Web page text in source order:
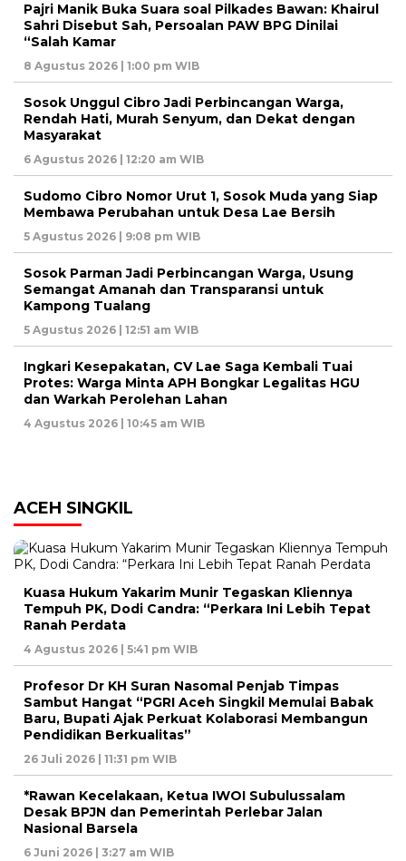
Pajri Manik Buka Suara soal Pilkades Bawan: Khairul
Sahri Disebut Sah, Persoalan PAW BPG Dinilai
“Salah Kamar
8 Agustus 2026 | 1:00 pm WIB
Sosok Unggul Cibro Jadi Perbincangan Warga,
Rendah Hati, Murah Senyum, dan Dekat dengan
Masyarakat
6 Agustus 2026 | 12:20 am WIB
Sudomo Cibro Nomor Urut 1, Sosok Muda yang Siap
Membawa Perubahan untuk Desa Lae Bersih
5 Agustus 2026 | 9:08 pm WIB
Sosok Parman Jadi Perbincangan Warga, Usung
Semangat Amanah dan Transparansi untuk
Kampong Tualang
5 Agustus 2026 | 12:51 am WIB
Ingkari Kesepakatan, CV Lae Saga Kembali Tuai
Protes: Warga Minta APH Bongkar Legalitas HGU
dan Warkah Perolehan Lahan
4 Agustus 2026 | 10:45 am WIB
ACEH SINGKIL
Kuasa Hukum Yakarim Munir Tegaskan Kliennya
Tempuh PK, Dodi Candra: “Perkara Ini Lebih Tepat
Ranah Perdata
4 Agustus 2026 | 5:41 pm WIB
Profesor Dr KH Suran Nasomal Penjab Timpas
Sambut Hangat “PGRI Aceh Singkil Memulai Babak
Baru, Bupati Ajak Perkuat Kolaborasi Membangun
Pendidikan Berkualitas”
26 Juli 2026 | 11:31 pm WIB
*Rawan Kecelakaan, Ketua IWOI Subulussalam
Desak BPJN dan Pemerintah Perlebar Jalan
Nasional Barsela
6 Juni 2026 | 3:27 am WIB